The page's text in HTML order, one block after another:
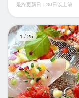
最終更新日：30日以上前
1 / 25